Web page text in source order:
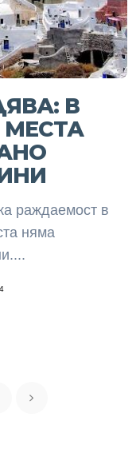
В
МЕСТА
раждаемост в
няма